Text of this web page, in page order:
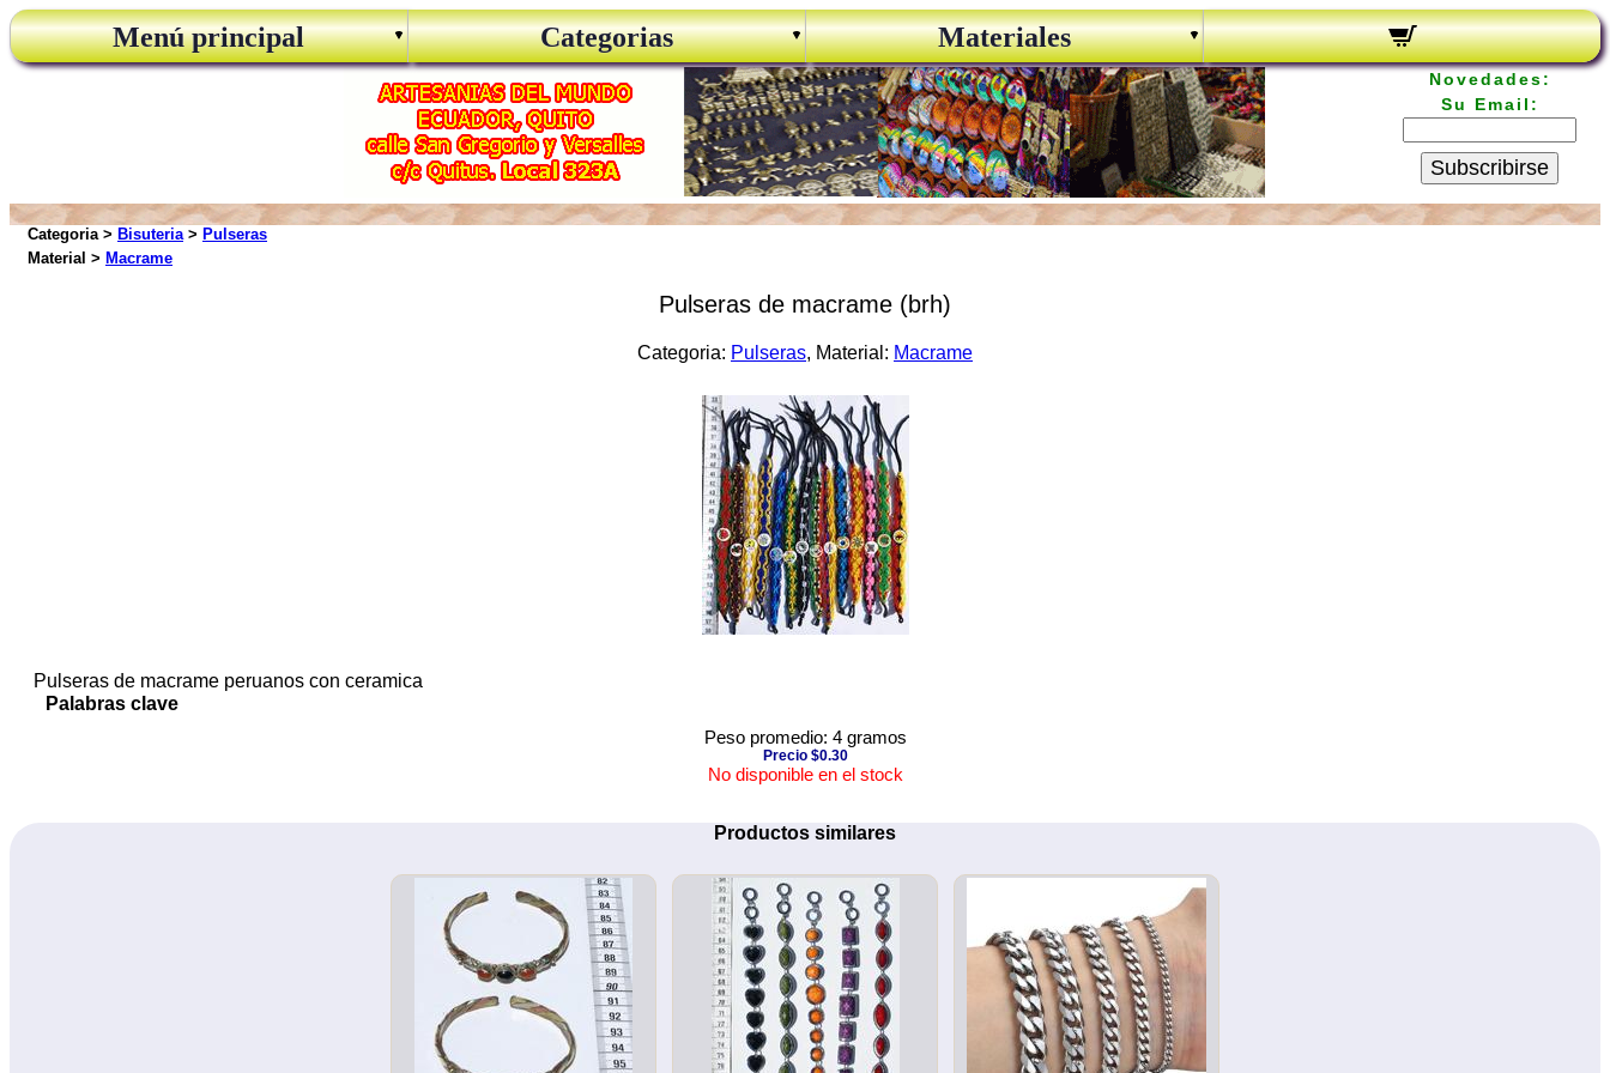
Menú principal Categorias Materiales
Novedades:
Su Email:
Subscribirse
Categoria > Bisuteria> Pulseras
Material > Macrame
Pulseras de macrame (brh)
Categoria: Pulseras, Material: Macrame
Pulseras de macrame peruanos con ceramica
Palabras clave
Peso promedio: 4 gramos
Precio $0.30
No disponible en el stock
Productos similares